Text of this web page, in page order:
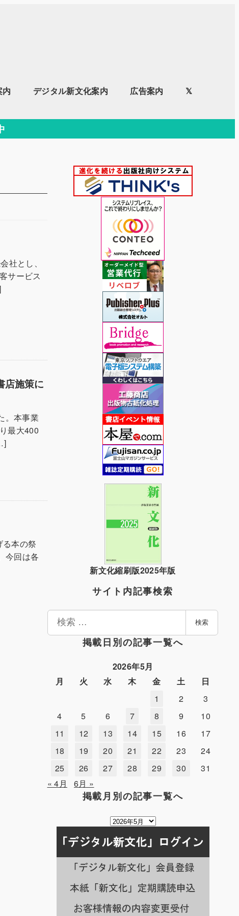
内 デジタル新文化案内 広告案内 𝕏
社とし、
サービス
店施策に
。本事業
最大400
本の祭
今回は各
新文化縮刷版2025年版
サイト内記事検索
検
検索
掲載日別の記事一覧へ
2026年5月
月
火 水 木 金 土
日
1
2
3
4
5 6 7 8 9
10
11
12 13 14 15 16
17
18
19 20 21 22 23
24
25
26 27 28 29 30
31
« 4月
6月 »
掲載月別の記事一覧へ
掲
月
別
の
事
一